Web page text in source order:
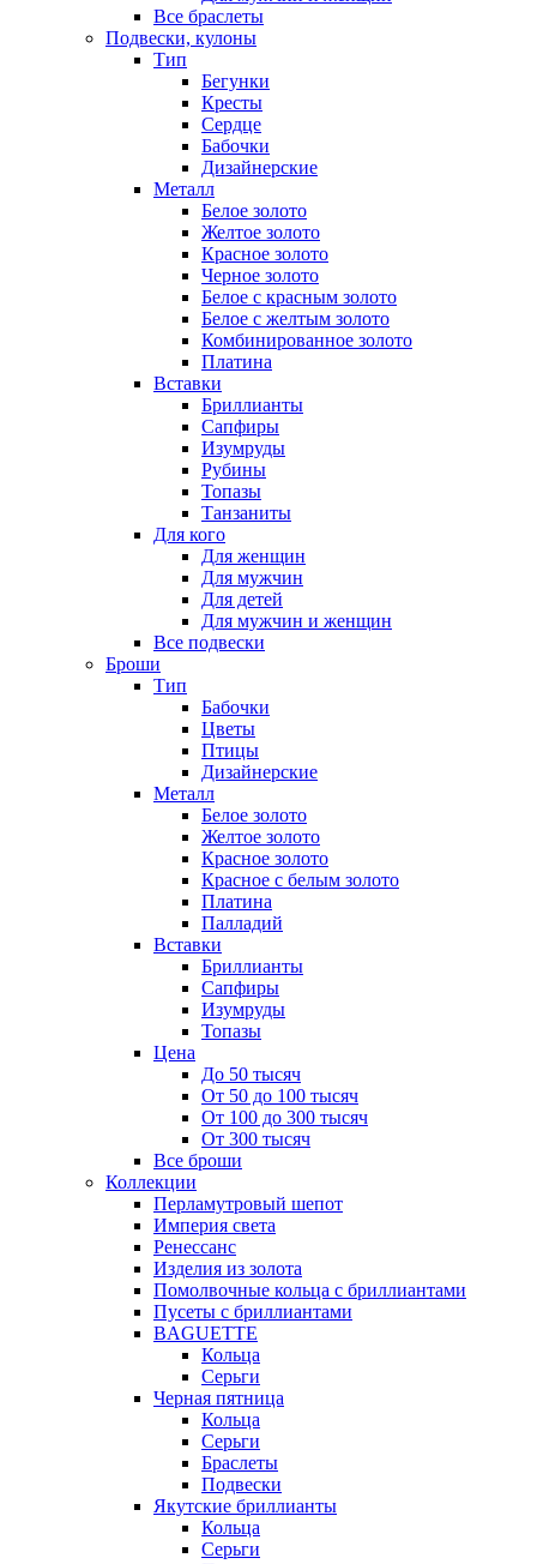
Все браслеты
Подвески, кулоны
Тип
Бегунки
Кресты
Сердце
Бабочки
Дизайнерские
Металл
Белое золото
Желтое золото
Красное золото
Черное золото
Белое с красным золото
Белое с желтым золото
Комбинированное золото
Платина
Вставки
Бриллианты
Сапфиры
Изумруды
Рубины
Топазы
Танзаниты
Для кого
Для женщин
Для мужчин
Для детей
Для мужчин и женщин
Все подвески
Броши
Тип
Бабочки
Цветы
Птицы
Дизайнерские
Металл
Белое золото
Желтое золото
Красное золото
Красное с белым золото
Платина
Палладий
Вставки
Бриллианты
Сапфиры
Изумруды
Топазы
Цена
До 50 тысяч
От 50 до 100 тысяч
От 100 до 300 тысяч
От 300 тысяч
Все броши
Коллекции
Перламутровый шепот
Империя света
Ренессанс
Изделия из золота
Помолвочные кольца с бриллиантами
Пусеты с бриллиантами
BAGUETTE
Кольца
Серьги
Черная пятница
Кольца
Серьги
Браслеты
Подвески
Якутские бриллианты
Кольца
Серьги